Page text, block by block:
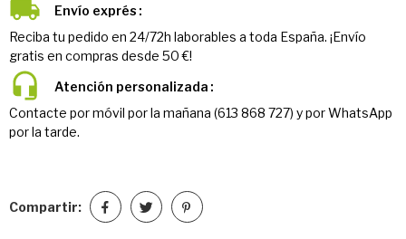
Envío exprés
Reciba tu pedido en 24/72h laborables a toda España. ¡Envío
gratis en compras desde 50 €!
Atención personalizada
Contacte por móvil por la mañana (613 868 727) y por WhatsApp
por la tarde.
Compartir: